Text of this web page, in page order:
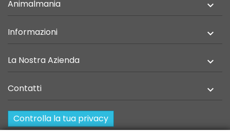
Animalmania 
Informazioni 
La Nostra Azienda 
Contatti 
Controlla la tua privacy